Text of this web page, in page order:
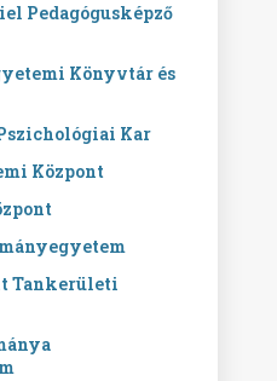
Pedagógusképző
Könyvtár és
Kar
Központ
Tankerületi